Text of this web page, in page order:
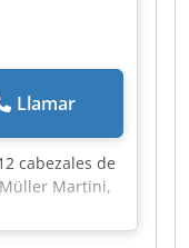
Llamar
cabezales de
Martini,